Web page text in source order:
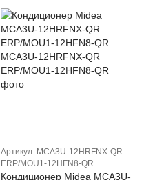
Артикул: MCA3U-12HRFNX-QR
ERP/MOU1-12HFN8-QR
Кондиционер Midea MCA3U-